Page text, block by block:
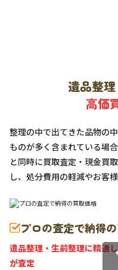
遺品整
高価
整理の中で出てきた品物の
ものが多く含まれている場
と同時に買取査定・現金買
し、処分費用の軽減やお客
プロの査定で納得
遺品整理・生前整理に精通
が査定